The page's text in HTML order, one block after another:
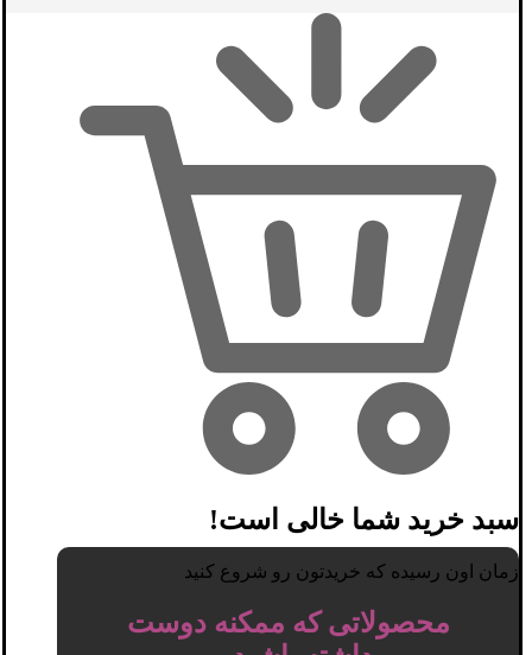
سبد خرید شما خالی است!
زمان اون رسیده که خریدتون رو شروع کنید
محصولاتی که ممکنه دوست